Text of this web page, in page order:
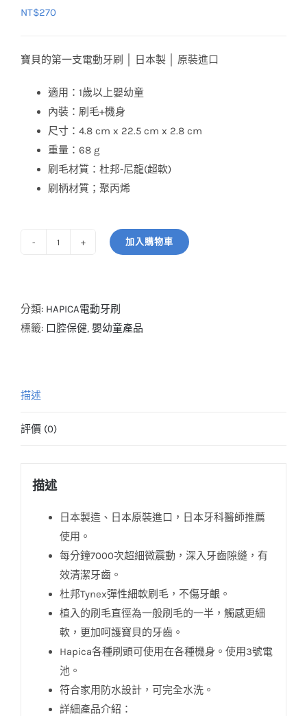
NT$270
寶貝的第一支電動牙刷 │ 日本製 │ 原裝進口
適用：1歲以上嬰幼童
內裝：刷毛+機身
尺寸：4.8 cm x 22.5 cm x 2.8 cm
重量：68 g
刷毛材質：杜邦-尼龍(超軟)
刷柄材質；聚丙烯
電
動
加入購物車
分類: HAPICA電動牙刷
標籤: 口腔保健, 嬰幼童產品
描述
評價 (0)
描述
日本製造、日本原裝進口，日本牙科醫師推薦
使用。
每分鐘7000次超細微震動，深入牙齒隙縫，有
效清潔牙齒。
杜邦Tynex彈性細軟刷毛，不傷牙齦。
植入的刷毛直徑為一般刷毛的一半，觸感更細
軟，更加呵護寶貝的牙齒。
Hapica各種刷頭可使用在各種機身。使用3號電
池。
符合家用防水設計，可完全水洗。
詳細產品介紹：